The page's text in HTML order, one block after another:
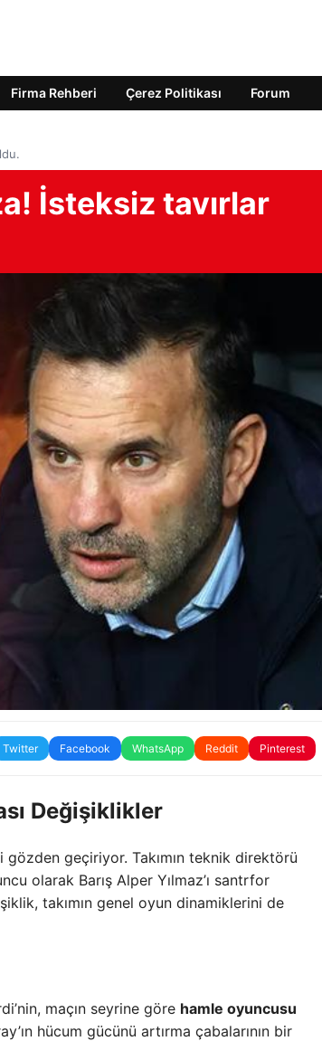
Firma Rehberi Çerez Politikası Forum
İsteksiz tavırlar
Twitter Facebook WhatsApp Reddit Pinterest
Değişiklikler
gözden geçiriyor. Takımın teknik direktörü
olarak Barış Alper Yılmaz’ı santrfor
takımın genel oyun dinamiklerini de
maçın seyrine göre hamle oyuncusu
hücum gücünü artırma çabalarının bir